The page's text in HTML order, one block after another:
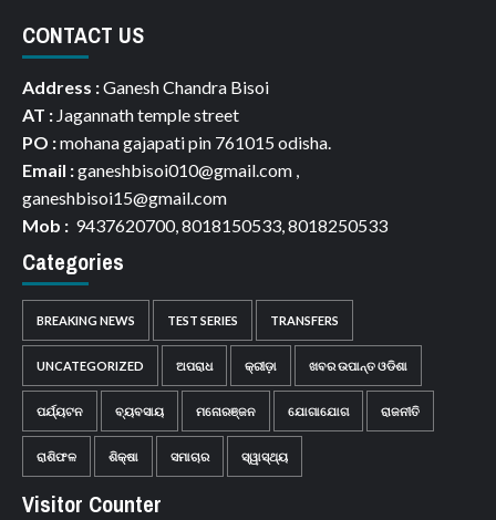
CONTACT US
Address :Ganesh Chandra Bisoi
AT : Jagannath temple street
PO :mohana gajapati pin 761015 odisha.
Email :ganeshbisoi010@gmail.com ,
ganeshbisoi15@gmail.com
Mob : 9437620700, 8018150533, 8018250533
Categories
BREAKING NEWS TEST SERIES TRANSFERS
UNCATEGORIZED ଅପରାଧ କ୍ରୀଡ଼ା ଖବର ଉପାନ୍ତ ଓଡିଶା
ପର୍ଯ୍ୟଟନ ବ୍ୟବସାୟ ମନୋରଞ୍ଜନ ଯୋଗାଯୋଗ ରାଜନୀତି
ରାଶିଫଳ ଶିକ୍ଷା ସମାଚାର ସ୍ୱାସ୍ଥ୍ୟ
Visitor Counter